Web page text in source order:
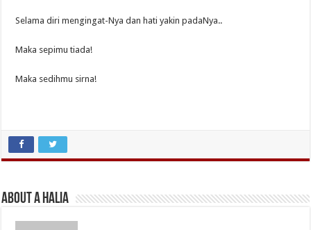
Selama diri mengingat-Nya dan hati yakin padaNya..
Maka sepimu tiada!
Maka sedihmu sirna!
About A Halia